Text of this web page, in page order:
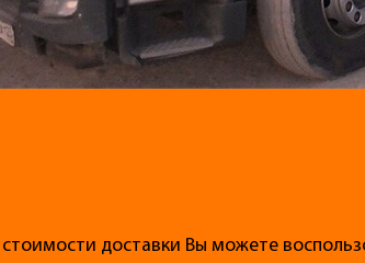
доставки Вы можете